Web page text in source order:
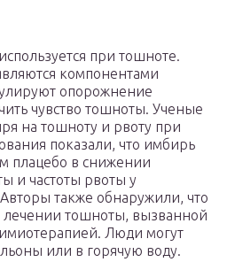
при тошноте.
компонентами
опорожнение
чувство тошноты. Ученые
на тошноту и рвоту при
показали, что имбирь
плацебо в снижении
и частоты рвоты у
также обнаружили, что
тошноты, вызванной
Люди могут
или в горячую воду.